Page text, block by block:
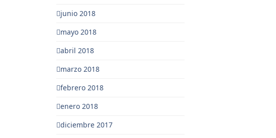
junio 2018
mayo 2018
abril 2018
marzo 2018
febrero 2018
enero 2018
diciembre 2017